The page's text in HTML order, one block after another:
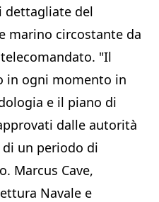
dettagliate del
marino circostante da
"Il
in ogni momento in
e il piano di
dalle autorità
un periodo di
Marcus Cave,
Navale e